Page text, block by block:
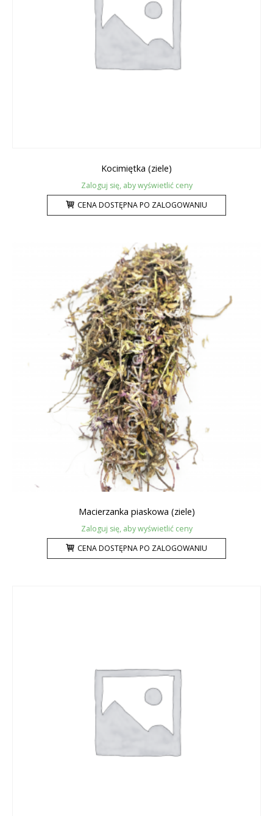
Kocimiętka (ziele)
Zaloguj się, aby wyświetlić ceny
CENA DOSTĘPNA PO ZALOGOWANIU
Macierzanka piaskowa (ziele)
Zaloguj się, aby wyświetlić ceny
CENA DOSTĘPNA PO ZALOGOWANIU